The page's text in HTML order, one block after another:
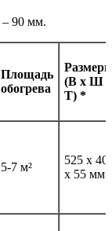
– 90 мм.
Площадь
обогрева
(В х Ш х
Т) *
5-7 м²
525 x
x 55 мм